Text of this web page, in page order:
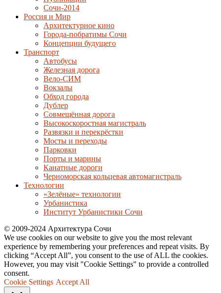
Сочи-2014
Россия и Мир
Архитектурное кино
Города-побратимы Сочи
Концепции будущего
Транспорт
Автобусы
Железная дорога
Вело-СИМ
Вокзалы
Обход города
Дублер
Совмещённая дорога
Высокоскоростная магистраль
Развязки и перекрёстки
Мосты и переходы
Парковки
Порты и марины
Канатные дороги
Черноморская кольцевая автомагистраль
Технологии
«Зелёные» технологии
Урбанистика
Институт Урбанистики Сочи
© 2009-2024 Архитектура Сочи
We use cookies on our website to give you the most relevant
experience by remembering your preferences and repeat visits. By
clicking “Accept All”, you consent to the use of ALL the cookies.
However, you may visit "Cookie Settings" to provide a controlled
consent.
Cookie Settings Accept All